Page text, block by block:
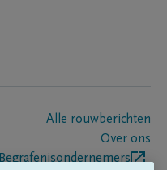
Alle rouwberichten
Over ons
Begrafenisondernemers